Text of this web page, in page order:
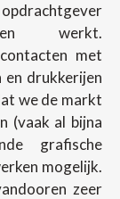
werkt.
met
drukkerijen
we de markt
(vaak al bijna
grafische
mogelijk.
zeer